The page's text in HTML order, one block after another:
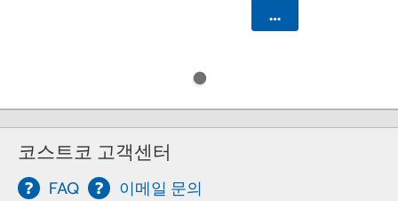
카트에 담기
코스트코 고객센터
FAQ 이메일 문의